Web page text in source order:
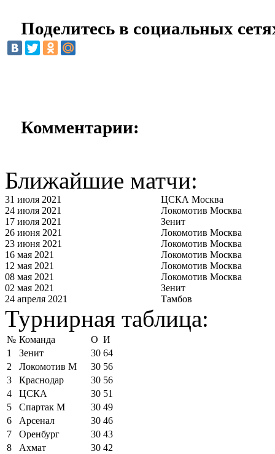
Поделитесь в социальных
Комментарии:
Ближайшие матчи:
31 июля 2021
ЦСКА Москва
24 июля 2021
Локомотив Москва
17 июля 2021
Зенит
26 июня 2021
Локомотив Москва
23 июня 2021
Локомотив Москва
16 мая 2021
Локомотив Москва
12 мая 2021
Локомотив Москва
08 мая 2021
Локомотив Москва
02 мая 2021
Зенит
24 апреля 2021
Тамбов
Турнирная таблица:
№ Команда О И
1
Зенит 30 64
2
Локомотив М 30 56
3
Краснодар 30 56
4
ЦСКА 30 51
5
Спартак М 30 49
6
Арсенал 30 46
7
Оренбург 30 43
8
Ахмат 30 42